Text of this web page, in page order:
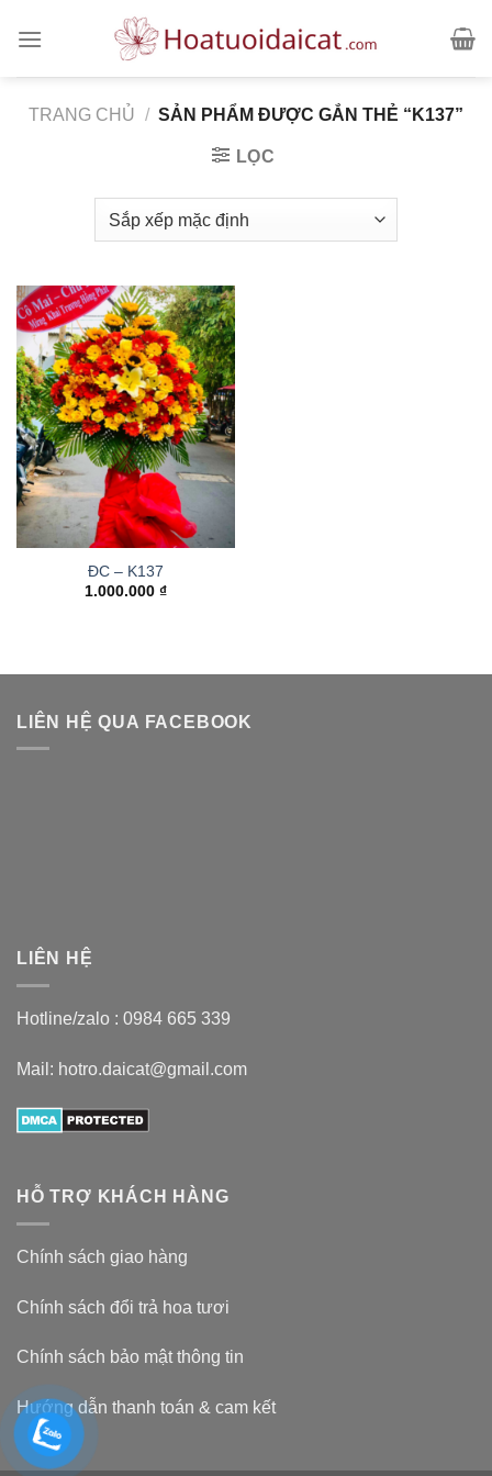
TRANG CHỦ / SẢN PHẨM ĐƯỢC GẮN THẺ “K137”
LỌC
ĐC – K137
1.000.000 ₫
LIÊN HỆ QUA FACEBOOK
LIÊN HỆ
Hotline/zalo : 0984 665 339
Mail: hotro.daicat@gmail.com
HỖ TRỢ KHÁCH HÀNG
Chính sách giao hàng
Chính sách đổi trả hoa tươi
Chính sách bảo mật thông tin
Hướng dẫn thanh toán & cam kết